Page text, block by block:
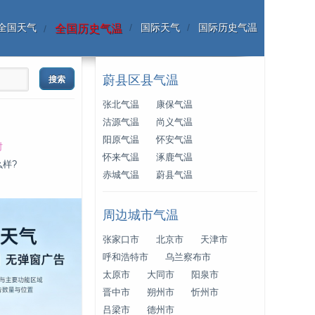
国天气 全国历史气温 国际天气 国际历史气温
样?
蔚县区县气温
张北气温
康保气温
沽源气温
尚义气温
阳原气温
怀安气温
怀来气温
涿鹿气温
赤城气温
蔚县气温
周边城市气温
张家口市 北京市
天津市
呼和浩特市
乌兰察布市
太原市
大同市
阳泉市
晋中市
朔州市
忻州市
吕梁市
德州市